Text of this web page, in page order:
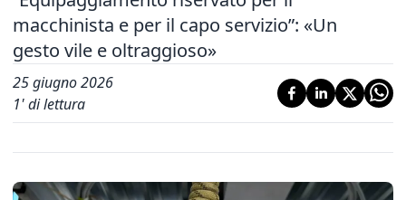
macchinista e per il capo servizio”: «Un
gesto vile e oltraggioso»
25 giugno 2026
1' di lettura